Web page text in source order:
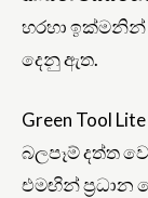
හරහා ඉක්මනින්
දෙනු ඇත.
Green Tool
බලපෑම් දත්ත
එමඟින්